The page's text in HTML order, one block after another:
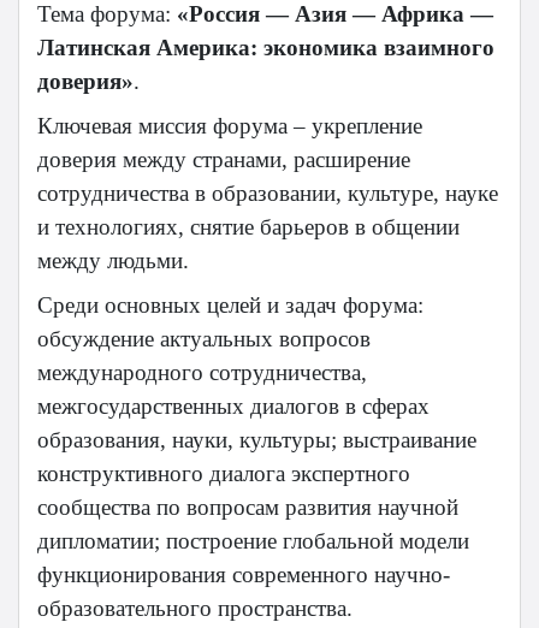
Тема форума: «Россия — Азия — Африка —
Латинская Америка: экономика взаимного
доверия».
Ключевая миссия форума – укрепление
доверия между странами, расширение
сотрудничества в образовании, культуре, науке
и технологиях, снятие барьеров в общении
между людьми.
Среди основных целей и задач форума:
обсуждение актуальных вопросов
международного сотрудничества,
межгосударственных диалогов в сферах
образования, науки, культуры; выстраивание
конструктивного диалога экспертного
сообщества по вопросам развития научной
дипломатии; построение глобальной модели
функционирования современного научно-
образовательного пространства.